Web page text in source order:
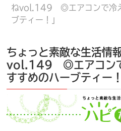
ねvol.149 ◎エアコンで冷え
ブティー！」
ちょっと素敵な生活
vol.149 ◎エアコンで
すすめのハーブティー！